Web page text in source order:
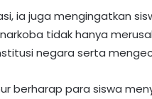
ia juga mengingatkan
tidak hanya
negara serta
berharap para siswa